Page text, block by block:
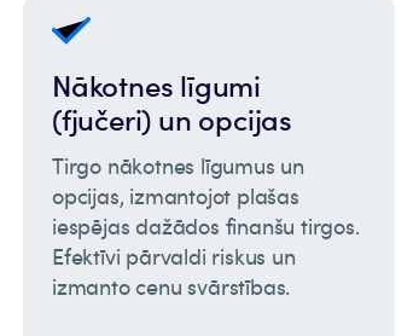
Nākotnes līgumi
(fjučeri) un opcijas
Tirgo nākotnes līgumus un
opcijas, izmantojot plašas
iespējas dažādos finanšu tirgos.
Efektīvi pārvaldi riskus un
izmanto cenu svārstības.